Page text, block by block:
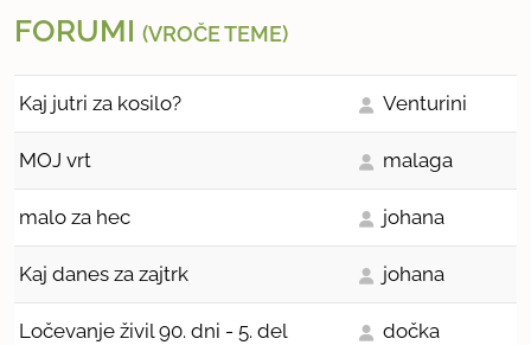
FORUMI (VROČE TEME)
Kaj jutri za kosilo? Venturini
MOJ vrt malaga
malo za hec johana
Kaj danes za zajtrk johana
Ločevanje živil 90. dni - 5. del dočka